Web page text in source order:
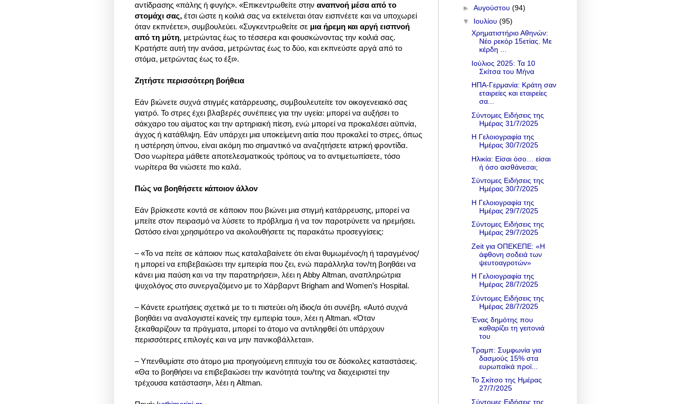
αντίδρασης «πάλης ή φυγής». «Επικεντρωθείτε στην αναπνοή μέσα από το
στομάχι σας, έτσι ώστε η κοιλιά σας να εκτείνεται όταν εισπνέετε και να υποχωρεί
όταν εκπνέετε», συμβουλεύει. «Συγκεντρωθείτε σε μια ήρεμη και αργή εισπνοή
από τη μύτη, μετρώντας έως το τέσσερα και φουσκώνοντας την κοιλιά σας.
Κρατήστε αυτή την ανάσα, μετρώντας έως το δύο, και εκπνεύστε αργά από το
στόμα, μετρώντας έως το έξι».
Ζητήστε περισσότερη βοήθεια
Εάν βιώνετε συχνά στιγμές κατάρρευσης, συμβουλευτείτε τον οικογενειακό σας
γιατρό. Το στρες έχει βλαβερές συνέπειες για την υγεία: μπορεί να αυξήσει το
σάκχαρο του αίματος και την αρτηριακή πίεση, ενώ μπορεί να προκαλέσει αϋπνία,
άγχος ή κατάθλιψη. Εάν υπάρχει μια υποκείμενη αιτία που προκαλεί το στρες, όπως
η υστέρηση ύπνου, είναι ακόμη πιο σημαντικό να αναζητήσετε ιατρική φροντίδα.
Όσο νωρίτερα μάθετε αποτελεσματικούς τρόπους να το αντιμετωπίσετε, τόσο
νωρίτερα θα νιώσετε πιο καλά.
Πώς να βοηθήσετε κάποιον άλλον
Εάν βρίσκεστε κοντά σε κάποιον που βιώνει μια στιγμή κατάρρευσης, μπορεί να
μπείτε στον πειρασμό να λύσετε το πρόβλημα ή να τον παροτρύνετε να ηρεμήσει.
Ωστόσο είναι χρησιμότερο να ακολουθήσετε τις παρακάτω προσεγγίσεις:
– «Το να πείτε σε κάποιον πως καταλαβαίνετε ότι είναι θυμωμένος/η ή ταραγμένος/
η μπορεί να επιβεβαιώσει την εμπειρία που ζει, ενώ παράλληλα τον/τη βοηθάει να
κάνει μια παύση και να την παρατηρήσει», λέει η Abby Altman, αναπληρώτρια
ψυχολόγος στο συνεργαζόμενο με το Χάρβαρντ Brigham and Women’s Hospital.
– Κάνετε ερωτήσεις σχετικά με το τι πιστεύει ο/η ίδιος/α ότι συνέβη. «Αυτό συχνά
βοηθάει να αναλογιστεί κανείς την εμπειρία του», λέει η Altman. «Όταν
ξεκαθαρίζουν τα πράγματα, μπορεί το άτομο να αντιληφθεί ότι υπάρχουν
περισσότερες επιλογές και να μην πανικοβάλλεται».
– Υπενθυμίστε στο άτομο μια προηγούμενη επιτυχία του σε δύσκολες καταστάσεις.
«Θα το βοηθήσει να επιβεβαιώσει την ικανότητά του/της να διαχειριστεί την
τρέχουσα κατάσταση», λέει η Altman.
► Αυγούστου (94)
▼ Ιουλίου (95)
Χρηματιστήριο Αθηνών:
Νέο ρεκόρ 15ετίας. Με
κέρδη ...
Ιούλιος 2025: Τα 10
Σκίτσα του Μήνα
ΗΠΑ-Γερμανία: Κράτη σαν
εταιρείες και εταιρείες
σα...
Σύντομες Ειδήσεις της
Ημέρας 31/7/2025
Η Γελοιογραφία της
Ημέρας 30/7/2025
Ηλικία: Είσαι όσο… είσαι
ή όσο αισθάνεσαι;
Σύντομες Ειδήσεις της
Ημέρας 30/7/2025
Η Γελοιογραφία της
Ημέρας 29/7/2025
Σύντομες Ειδήσεις της
Ημέρας 29/7/2025
Zeit για ΟΠΕΚΕΠΕ: «Η
άφθονη σοδειά των
ψευτοαγροτών»
Η Γελοιογραφία της
Ημέρας 28/7/2025
Σύντομες Ειδήσεις της
Ημέρας 28/7/2025
Ένας δημότης που
καθαρίζει τη γειτονιά
του
Τραμπ: Συμφωνία για
δασμούς 15% στα
ευρωπαϊκά προϊ...
Το Σκίτσο της Ημέρας
27/7/2025
Σύντομες Ειδήσεις της